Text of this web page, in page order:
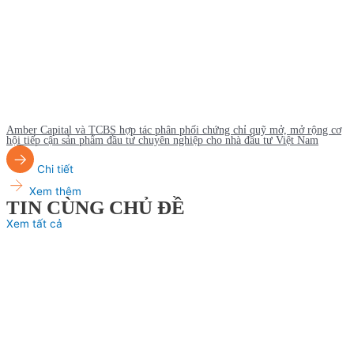
Amber Capital và TCBS hợp tác phân phối chứng chỉ quỹ mở, mở rộng cơ
hội tiếp cận sản phẩm đầu tư chuyên nghiệp cho nhà đầu tư Việt Nam
Chi tiết
Xem thêm
TIN CÙNG CHỦ ĐỀ
Xem tất cả